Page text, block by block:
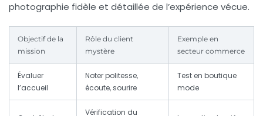
photographie fidèle et détaillée de l’expérience vécue.
Objectif de la
mission
Rôle du client
mystère
Exemple en
secteur commerce
Évaluer
l’accueil
Noter politesse,
écoute, sourire
Test en boutique
mode
Vérification du